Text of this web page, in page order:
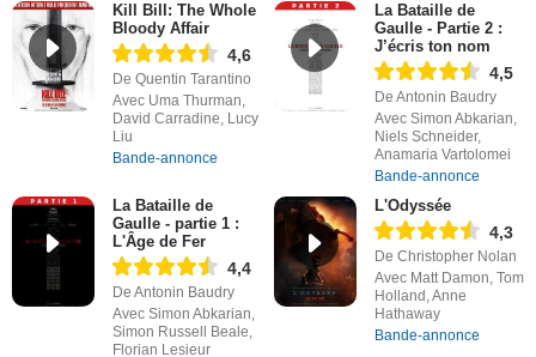
Kill Bill: The Whole
Bloody Affair
4,6
De Quentin Tarantino
Avec Uma Thurman,
David Carradine, Lucy
Liu
Bande-annonce
La Bataille de
Gaulle - Partie 2 :
J’écris ton nom
4,5
De Antonin Baudry
Avec Simon Abkarian,
Niels Schneider,
Anamaria Vartolomei
Bande-annonce
La Bataille de
Gaulle - partie 1 :
L'Âge de Fer
4,4
De Antonin Baudry
Avec Simon Abkarian,
Simon Russell Beale,
Florian Lesieur
L'Odyssée
4,3
De Christopher Nolan
Avec Matt Damon, Tom
Holland, Anne
Hathaway
Bande-annonce